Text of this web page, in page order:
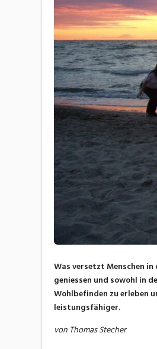
Was versetzt Menschen
geniessen und sowohl in
Wohlbefinden zu erleben
leistungsfähiger.
von Thomas Stecher